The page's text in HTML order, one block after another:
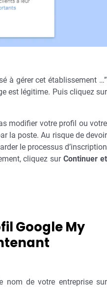
à gérer cet établissement …”
est légitime. Puis cliquez sur
modifier votre profil ou votre
la poste. Au risque de devoir
le processus d’inscription
cliquez surContinuer et
Google My
nom de votre entreprise sur